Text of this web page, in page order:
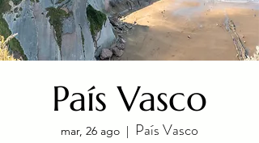
País Vasco
mar, 26 ago
  |
País Vasco